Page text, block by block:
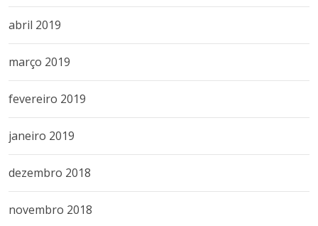
abril 2019
março 2019
fevereiro 2019
janeiro 2019
dezembro 2018
novembro 2018